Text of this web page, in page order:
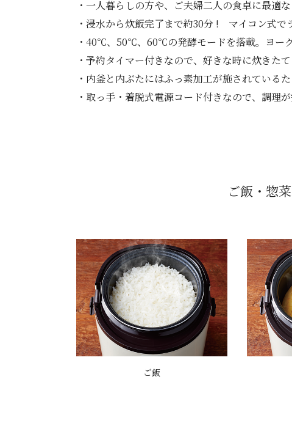
・一人暮らしの方や、ご夫婦二人の食卓に最適な
・浸水から炊飯完了まで約30分 ! マイコン式で
・40℃、50℃、60℃の発酵モードを搭載。ヨー
・予約タイマー付きなので、好きな時に炊きたて
・内釜と内ぶたにはふっ素加工が施されている
・取っ手・着脱式電源コード付きなので、調理
ご飯・惣
ご飯